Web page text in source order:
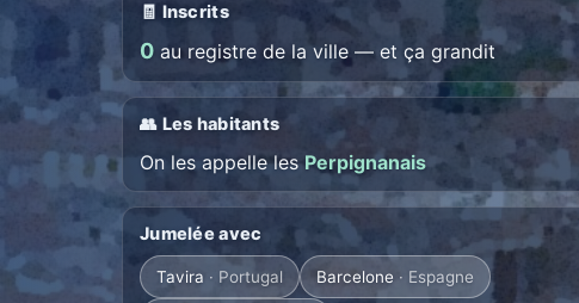
🧾 Inscrits
0 au registre de la ville — et ça grandit
👥 Les habitants
On les appelle lesPerpignanais
Jumelée avec
Tavira · Portugal Barcelone · Espagne